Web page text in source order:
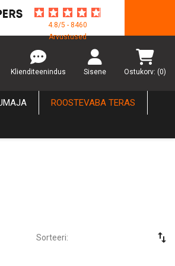
4.8/5 - 8460
Arvustused
Klienditeenindus Sisene Ostukorv: (0)
ROOSTEVABA TERAS
Sorteeri: swap_vert